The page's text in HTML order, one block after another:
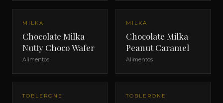
MILKA
Chocolate Milka
Nutty Choco Wafer
Alimentos
MILKA
Chocolate Milka
Peanut Caramel
Alimentos
TOBLERONE TOBLERONE